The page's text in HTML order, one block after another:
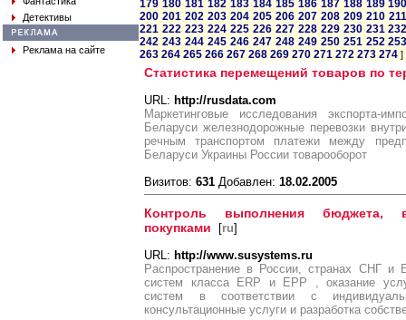
Детективы
Реклама на сайте
179 180 181 182 183 184 185 186 187 188 189
200 201 202 203 204 205 206 207 208 209 210 211
221 222 223 224 225 226 227 228 229 230 231
242 243 244 245 246 247 248 249 250 251 252
263 264 265 266 267 268 269 270 271 272 273 274 ]
Статистика перемещений товаров по
URL: http://rusdata.com
Маркетинговые исследования экспорта-
Беларуси железнодорожные перевозки
речным транспортом платежи между
Беларуси Украины России товарооборот
Визитов: 631 Добавлен: 18.02.2005
Контроль выполнения бюджета,
покупками [ru]
URL: http://www.susystems.ru
Распространение в России, странах СНГ и
систем класса ERP и EPP , оказание
систем в соответствии с
консультационные услуги и разработка